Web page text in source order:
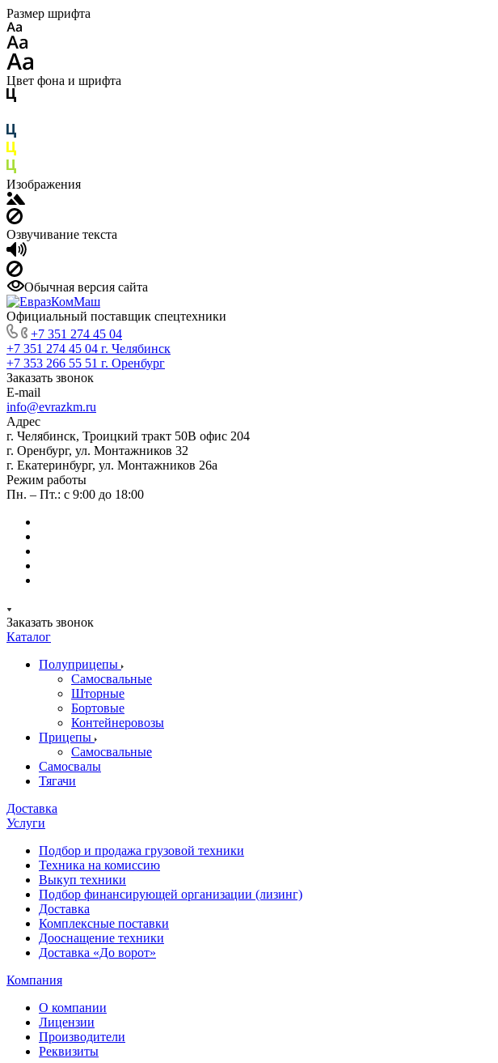
Размер шрифта
Цвет фона и шрифта
Изображения
Озвучивание текста
Обычная версия сайта
Официальный поставщик спецтехники
+7 351 274 45 04
+7 351 274 45 04 г. Челябинск
+7 353 266 55 51 г. Оренбург
Заказать звонок
E-mail
info@evrazkm.ru
Адрес
г. Челябинск, Троицкий тракт 50В офис 204
г. Оренбург, ул. Монтажников 32
г. Екатеринбург, ул. Монтажников 26а
Режим работы
Пн. – Пт.: с 9:00 до 18:00
Заказать звонок
Каталог
Полуприцепы
Самосвальные
Шторные
Бортовые
Контейнеровозы
Прицепы
Самосвальные
Самосвалы
Тягачи
Доставка
Услуги
Подбор и продажа грузовой техники
Техника на комиссию
Выкуп техники
Подбор финансирующей организации (лизинг)
Доставка
Комплексные поставки
Дооснащение техники
Доставка «До ворот»
Компания
О компании
Лицензии
Производители
Реквизиты